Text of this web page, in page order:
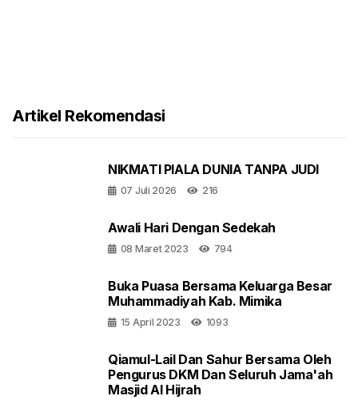
Artikel Rekomendasi
NIKMATI PIALA DUNIA TANPA JUDI
07 Juli 2026 216
Awali Hari Dengan Sedekah
08 Maret 2023 794
Buka Puasa Bersama Keluarga Besar
Muhammadiyah Kab. Mimika
15 April 2023 1093
Qiamul-Lail Dan Sahur Bersama Oleh
Pengurus DKM Dan Seluruh Jama'ah
Masjid Al Hijrah